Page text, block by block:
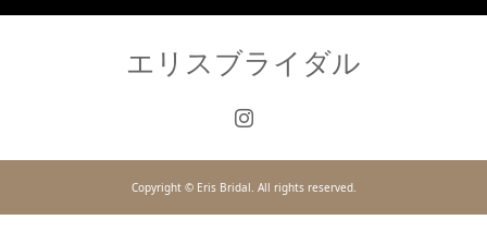
エリスブライダル
Copyright © Eris Bridal. All rights reserved.